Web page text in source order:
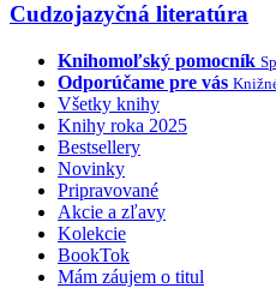
Cudzojazyčná literatúra
Knihomoľský pomocník
Odporúčame pre vás
Všetky knihy
Knihy roka 2025
Bestsellery
Novinky
Pripravované
Akcie a zľavy
Kolekcie
BookTok
Mám záujem o titul